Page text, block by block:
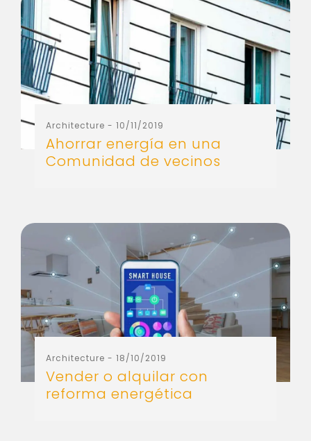
Architecture - 10/11/2019
Ahorrar energía en una
Comunidad de vecinos
Architecture - 18/10/2019
Vender o alquilar con
reforma energética